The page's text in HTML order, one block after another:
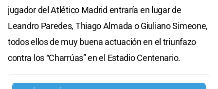
jugador del Atlético Madrid entraría en lugar de
Leandro Paredes, Thiago Almada o Giuliano Simeone,
todos ellos de muy buena actuación en el triunfazo
contra los “Charrúas” en el Estadio Centenario.